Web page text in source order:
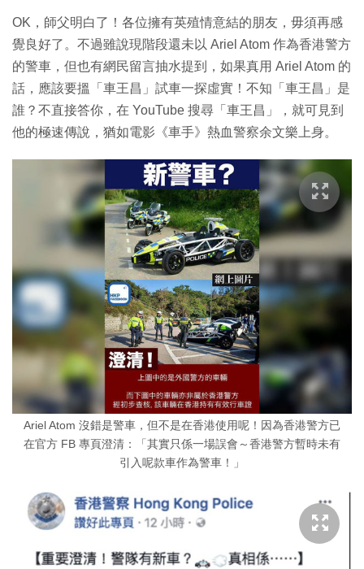
OK，師父明白了！各位擁有英殖情意結的朋友，毋須再感
覺良好了。不過雖說現階段還未以 Ariel Atom 作為香港警方
的警車，但也有網民留言抽水提到，如果真用 Ariel Atom 的
話，應該要搵「車王昌」試車一探虛實！不知「車王昌」是
誰？不直接答你，在 YouTube 搜尋「車王昌」，就可見到
他的極速傳說，猶如電影《車手》熱血警察余文樂上身。
Ariel Atom 沒錯是警車，但不是在香港使用呢！因為香港警方已
在官方 FB 專頁澄清：「其實只係一場誤會～香港警方暫時未有
引入呢款車作為警車！」